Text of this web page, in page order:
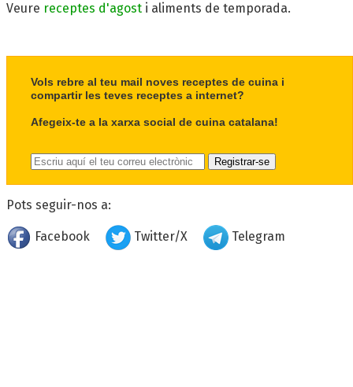
Veure receptes d'agost i aliments de temporada.
Vols rebre al teu mail noves receptes de cuina i
compartir les teves receptes a internet?
Afegeix-te a la xarxa social de cuina catalana!
Pots seguir-nos a:
Facebook Twitter/X Telegram